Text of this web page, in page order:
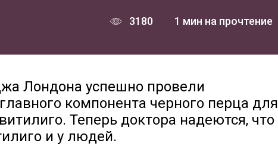
3180 1 мин на прочтение
Лондона успешно провели
компонента черного перца для
Теперь доктора надеются, что
и у людей.